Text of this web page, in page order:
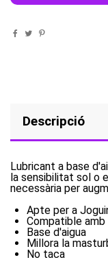
Descripció
Lubricant a base
la sensibilitat sol o
necessària per
Apte per a
Compatible
Base d'aigua
Millora la
No taca